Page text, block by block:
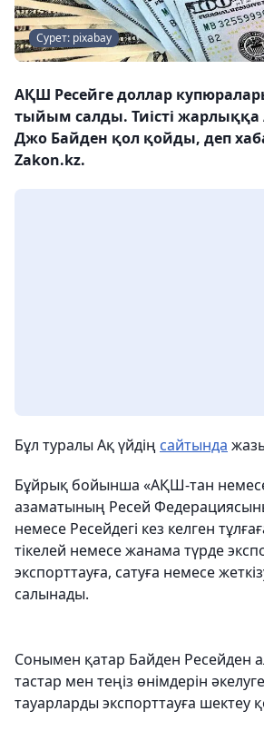
Сурет: pixabay
АҚШ Ресейге доллар
тыйым салды. Тиісті жарлыққа
Джо Байден қол қойды, деп
Zakon.kz.
Бұл туралы Ақ үйдің сайтында
Бұйрық бойынша «АҚШ-тан
азаматының Ресей
немесе Ресейдегі кез келген
тікелей немесе жанама түрде
экспорттауға, сатуға немесе
салынады.
Сонымен қатар Байден Ресейден
тастар мен теңіз өнімдерін
тауарларды экспорттауға шектеу